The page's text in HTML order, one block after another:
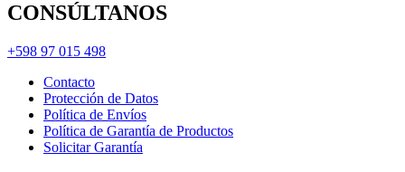
CONSÚLTANOS
+598 97 015 498
Contacto
Protección de Datos
Política de Envíos
Política de Garantía de Productos
Solicitar Garantía